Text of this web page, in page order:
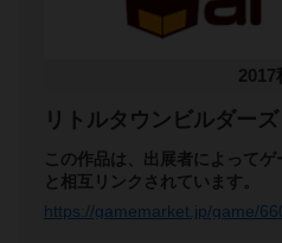
2017
リトルタウンビルダーズ
この作品は、出展者によって
と相互リンクされています。
https://gamemarket.jp/game/